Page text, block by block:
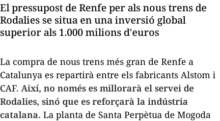
El pressupost de Renfe per als nous trens de
Rodalies se situa en una inversió global
superior als 1.000 milions d'euros
La compra de nous trens més gran de Renfe a
Catalunya es repartirà entre els fabricants Alstom i
CAF. Així, no només es millorarà el servei de
Rodalies, sinó que es reforçarà la indústria
catalana. La planta de Santa Perpètua de Mogoda